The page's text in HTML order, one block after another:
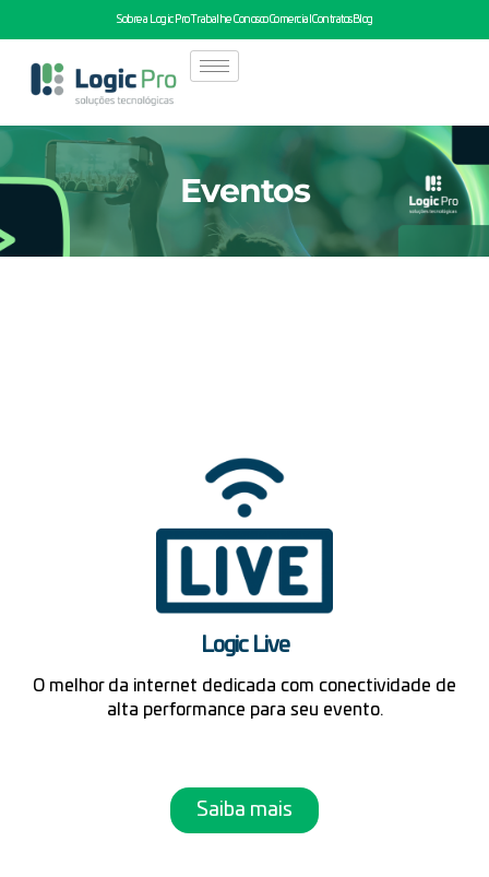
Sobre a Logic ProTrabalhe ConoscoComercial ContratosBlog
Eventos
Logic Live
O melhor da internet dedicada com conectividade de
alta performance para seu evento.
Saiba mais